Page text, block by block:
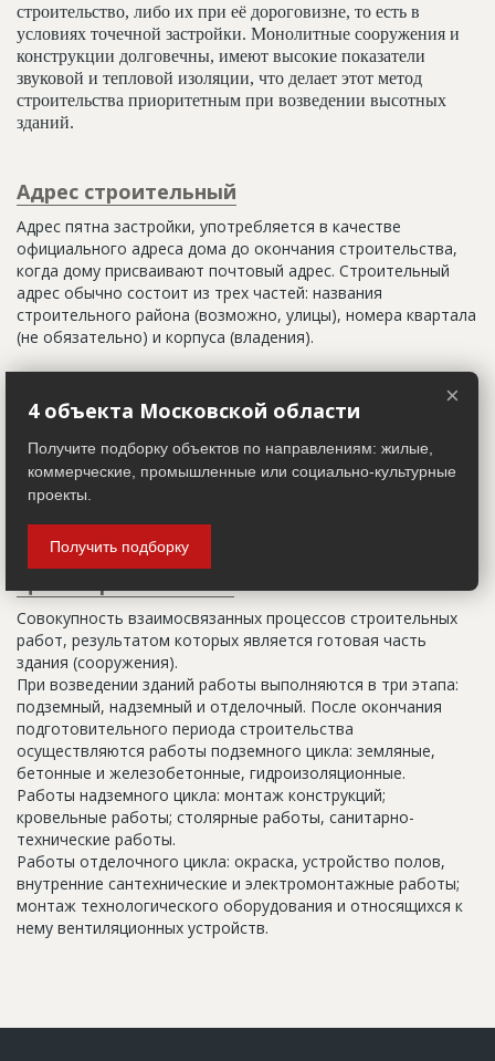
строительство, либо их при её дороговизне, то есть в
условиях точечной застройки. Монолитные сооружения и
конструкции долговечны, имеют высокие показатели
звуковой и тепловой изоляции, что делает этот метод
строительства приоритетным при возведении высотных
зданий.
Адрес строительный
Адрес пятна застройки, употребляется в качестве
официального адреса дома до окончания строительства,
когда дому присваивают почтовый адрес. Строительный
адрес обычно состоит из трех частей: названия
строительного района (возможно, улицы), номера квартала
(не обязательно) и корпуса (владения).
указанный в правоустанавливающих документах. Иногда
строительные организации делают свои добавления
(например, вторая очередь). В официальных документах
должен присутствовать официальный строительный адрес,
а все остальное - это уточнения типа "шестикомнатная
для переговоров.
Совокупность взаимосвязанных процессов строительных
работ, результатом которых является готовая часть
здания (сооружения).
При возведении зданий работы выполняются в три этапа:
подземный, надземный и отделочный. После окончания
подготовительного периода строительства
осуществляются работы подземного цикла: земляные,
бетонные и железобетонные, гидроизоляционные.
Работы надземного цикла: монтаж конструкций;
кровельные работы; столярные работы, санитарно-
технические работы.
Работы отделочного цикла: окраска, устройство полов,
внутренние сантехнические и электромонтажные работы;
монтаж технологического оборудования и относящихся к
нему вентиляционных устройств.
×
4 объекта Московской области
Получите подборку объектов по направлениям: жилые,
коммерческие, промышленные или социально-культурные
проекты.
Получить подборку